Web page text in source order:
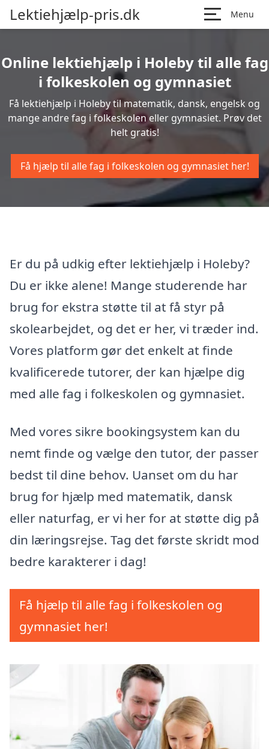
Lektiehjælp-pris.dk Menu
Online lektiehjælp i Holeby til alle fag
i folkeskolen og gymnasiet
Få lektiehjælp i Holeby til matematik, dansk, engelsk og
mange andre fag i folkeskolen eller gymnasiet. Prøv det
helt gratis!
Få hjælp til alle fag i folkeskolen og gymnasiet her!
Er du på udkig efter lektiehjælp i Holeby?
Du er ikke alene! Mange studerende har
brug for ekstra støtte til at få styr på
skolearbejdet, og det er her, vi træder ind.
Vores platform gør det enkelt at finde
kvalificerede tutorer, der kan hjælpe dig
med alle fag i folkeskolen og gymnasiet.
Med vores sikre bookingsystem kan du
nemt finde og vælge den tutor, der passer
bedst til dine behov. Uanset om du har
brug for hjælp med matematik, dansk
eller naturfag, er vi her for at støtte dig på
din læringsrejse. Tag det første skridt mod
bedre karakterer i dag!
Få hjælp til alle fag i folkeskolen og
gymnasiet her!